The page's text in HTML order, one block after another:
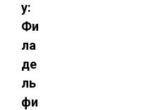
у:
Фи
ла
де
ль
фи